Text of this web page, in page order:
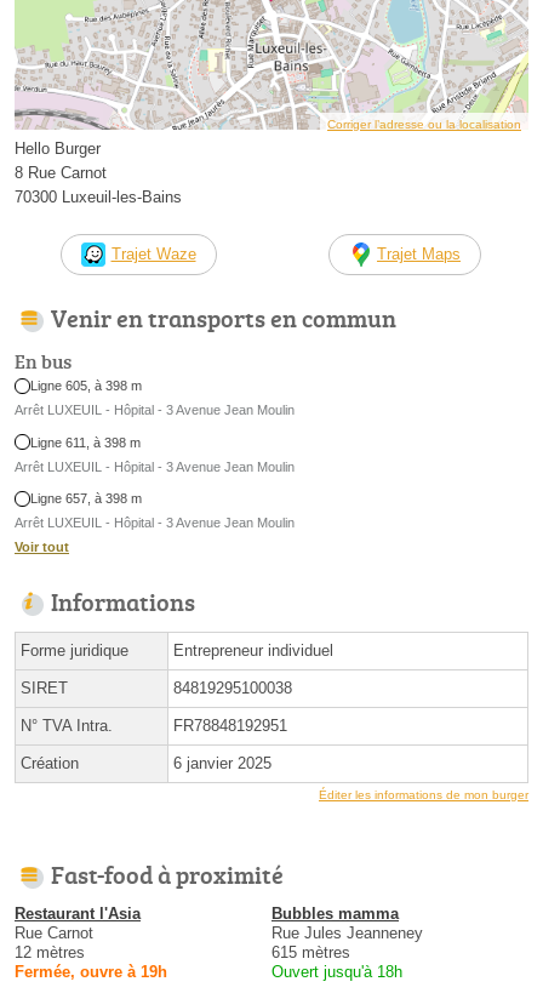
Corriger l’adresse ou la localisation
Hello Burger
8 Rue Carnot
70300 Luxeuil-les-Bains
Trajet Waze Trajet Maps
Venir en transports en commun
En bus
Ligne 605, à 398 m
Arrêt LUXEUIL - Hôpital - 3 Avenue Jean Moulin
Ligne 611, à 398 m
Arrêt LUXEUIL - Hôpital - 3 Avenue Jean Moulin
Ligne 657, à 398 m
Arrêt LUXEUIL - Hôpital - 3 Avenue Jean Moulin
Voir tout
Informations
Forme juridique Entrepreneur individuel
SIRET 84819295100038
N° TVA Intra. FR78848192951
Création 6 janvier 2025
Éditer les informations de mon burger
Fast-food à proximité
Restaurant l'Asia
Rue Carnot
12 mètres
Fermée, ouvre à 19h
Bubbles mamma
Rue Jules Jeanneney
615 mètres
Ouvert jusqu'à 18h